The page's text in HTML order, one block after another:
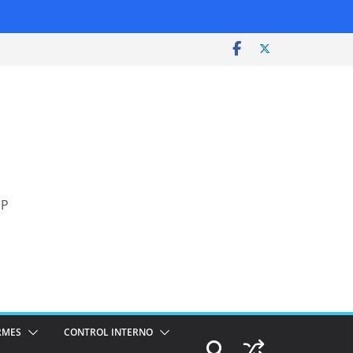
CONTROL INTERNO